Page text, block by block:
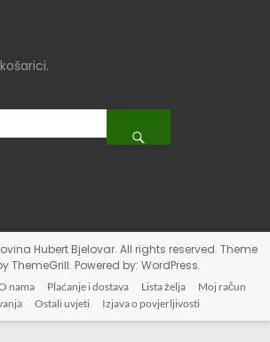
Hubert Bjelovar. All rights reserved. Theme
ThemeGrill. Powered by:WordPress.
nama Plaćanje i dostava Lista želja
Moj račun
Ostali uvjeti Izjava o povjerljivosti